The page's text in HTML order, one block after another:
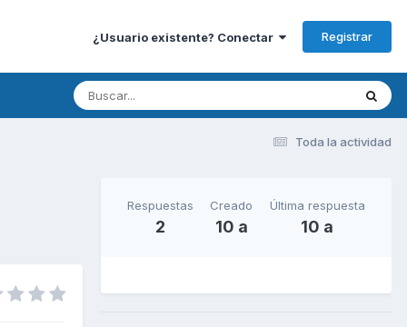
¿Usuario existente? Conectar Registrar
Toda la actividad
Respuestas
2
Creado
10 a
Última respuesta
10 a